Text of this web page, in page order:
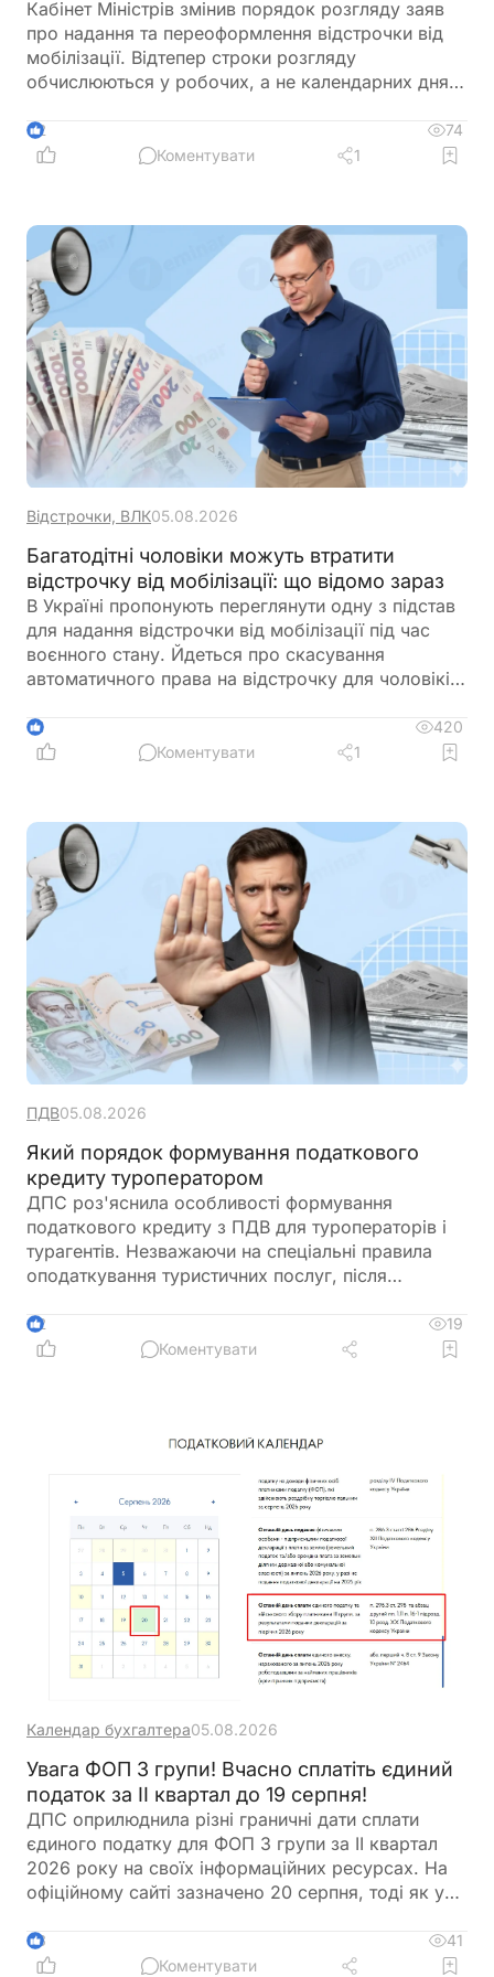
Кабінет Міністрів змінив порядок розгляду заяв
про надання та переоформлення відстрочки від
мобілізації. Відтепер строки розгляду
обчислюються у робочих, а не календарних днях,
Нові правила застосовуються до заяв, які
подаються через ЦНАП для розгляду комісіями
мобілізацію, однак заявникам варто самостійно
контролювати статус розгляду, щоб не
пропустити можливу відмову
2
74
Коментувати
1
Відстрочки, ВЛК05.08.2026
Багатодітні чоловіки можуть втратити
відстрочку від мобілізації: що відомо зараз
В Україні пропонують переглянути одну з підстав
для надання відстрочки від мобілізації під час
воєнного стану. Йдеться про скасування
автоматичного права на відстрочку для чоловіків,
до 18 років. Відповідне звернення адресоване
Кабінету Міністрів із пропозицією підготувати
1
420
Коментувати
1
ПДВ05.08.2026
Який порядок формування податкового
кредиту туроператором
ДПС роз'яснила особливості формування
податкового кредиту з ПДВ для туроператорів і
турагентів. Незважаючи на спеціальні правила
оподаткування туристичних послуг, після
адміністрування ПДВ податковий кредит
формується за загальними нормами Податкового
2
19
Коментувати
Календар бухгалтера05.08.2026
Увага ФОП 3 групи! Вчасно сплатіть єдиний
податок за ІІ квартал до 19 серпня!
ДПС оприлюднила різні граничні дати сплати
єдиного податку для ФОП 3 групи за ІІ квартал
2026 року на своїх інформаційних ресурсах. На
офіційному сайті зазначено 20 серпня, тоді як у
кодексу свідчить, що правильною граничною
датою є саме 19 серпня 2026 року. Щоб уникнути
3
41
Коментувати